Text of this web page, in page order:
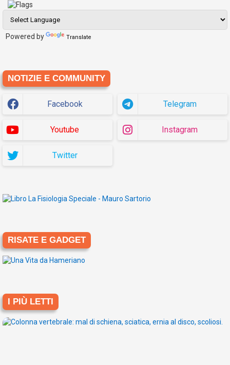
Powered by Translate
NOTIZIE E COMMUNITY
Facebook Telegram
Youtube Instagram
Twitter
RISATE E GADGET
I PIÙ LETTI